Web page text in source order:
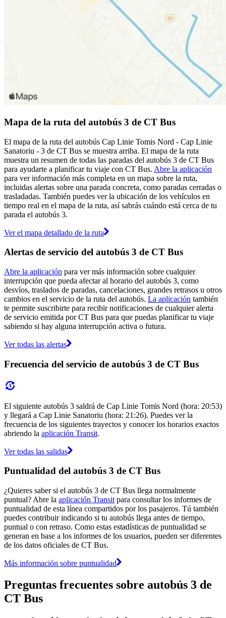
Mapa de la ruta del autobús 3 de CT Bus
El mapa de la ruta del autobús Cap Linie Tomis Nord - Cap Linie
Sanatoriu - 3 de CT Bus se muestra arriba. El mapa de la ruta
muestra un resumen de todas las paradas del autobús 3 de CT Bus
para ayudarte a planificar tu viaje con CT Bus. Abre la aplicación
para ver información más completa en un mapa sobre la ruta,
incluidas alertas sobre una parada concreta, como paradas cerradas o
trasladadas. También puedes ver la ubicación de los vehículos en
tiempo real en el mapa de la ruta, así sabrás cuándo está cerca de tu
parada el autobús 3.
Ver el mapa detallado de la ruta
Alertas de servicio del autobús 3 de CT Bus
Abre la aplicación para ver más información sobre cualquier
interrupción que pueda afectar al horario del autobús 3, como
desvíos, traslados de paradas, cancelaciones, grandes retrasos u otros
cambios en el servicio de la ruta del autobús. La aplicación también
te permite suscribirte para recibir notificaciones de cualquier alerta
de servicio emitida por CT Bus para que puedas planificar tu viaje
sabiendo si hay alguna interrupción activa o futura.
Ver todas las alertas
Frecuencia del servicio de autobús 3 de CT Bus
El siguiente autobús 3 saldrá de Cap Linie Tomis Nord (hora: 20:53)
y llegará a Cap Linie Sanatoriu (hora: 21:26). Puedes ver la
frecuencia de los siguientes trayectos y conocer los horarios exactos
abriendo la aplicación Transit.
Ver todas las salidas
Puntualidad del autobús 3 de CT Bus
¿Quieres saber si el autobús 3 de CT Bus llega normalmente
puntual? Abre la aplicación Transit para consultar los informes de
puntualidad de esta línea compartidos por los pasajeros. Tú también
puedes contribuir indicando si tu autobús llega antes de tiempo,
puntual o con retraso. Como estas estadísticas de puntualidad se
generan en base a los informes de los usuarios, pueden ser diferentes
de los datos oficiales de CT Bus.
Más información sobre puntualidad
Preguntas frecuentes sobre autobús 3 de
CT Bus